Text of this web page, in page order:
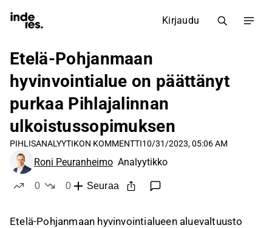
Kirjaudu
Etelä-Pohjanmaan
hyvinvointialue on päättänyt
purkaa Pihlajalinnan
ulkoistussopimuksen
PIHLISANALYYTIKON KOMMENTTI10/31/2023, 05:06 AM
Roni Peuranheimo Analyytikko
0
0
Seuraa
Etelä-Pohjanmaan hyvinvointialueen aluevaltuusto